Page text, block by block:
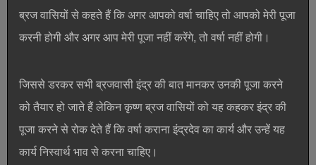
ब्रज वासियों से कहते हैं कि अगर आपको वर्षा चाहिए तो आपको मेरी पूजा
करनी होगी और अगर आप मेरी पूजा नहीं करेंगे, तो वर्षा नहीं होगी।
जिससे डरकर सभी ब्रजवासी इंद्र की बात मानकर उनकी पूजा करने
को तैयार हो जाते हैं लेकिन कृष्ण ब्रज वासियों को यह कहकर इंद्र की
पूजा करने से रोक देते हैं कि वर्षा कराना इंद्रदेव का कार्य और उन्हें यह
कार्य निस्वार्थ भाव से करना चाहिए।